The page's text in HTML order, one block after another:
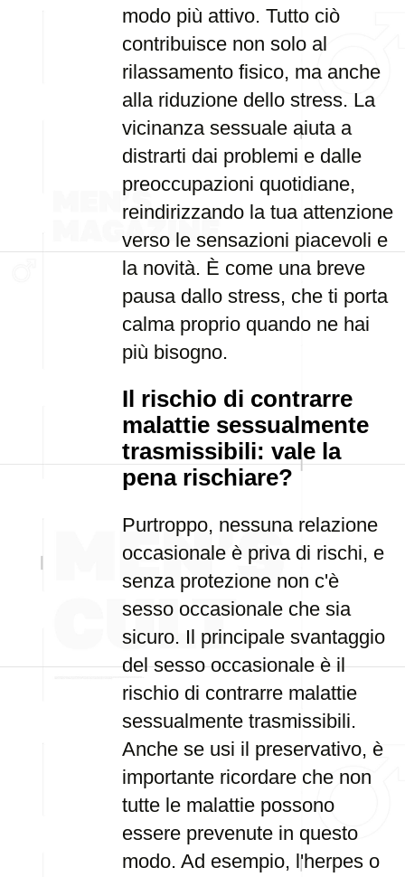
modo più attivo. Tutto ciò
contribuisce non solo al
rilassamento fisico, ma anche
alla riduzione dello stress. La
vicinanza sessuale aiuta a
distrarti dai problemi e dalle
preoccupazioni quotidiane,
reindirizzando la tua attenzione
verso le sensazioni piacevoli e
la novità. È come una breve
pausa dallo stress, che ti porta
calma proprio quando ne hai
più bisogno.
Il rischio di contrarre
malattie sessualmente
trasmissibili: vale la
pena rischiare?
Purtroppo, nessuna relazione
occasionale è priva di rischi, e
senza protezione non c'è
sesso occasionale che sia
sicuro. Il principale svantaggio
del sesso occasionale è il
rischio di contrarre malattie
sessualmente trasmissibili.
Anche se usi il preservativo, è
importante ricordare che non
tutte le malattie possono
essere prevenute in questo
modo. Ad esempio, l'herpes o